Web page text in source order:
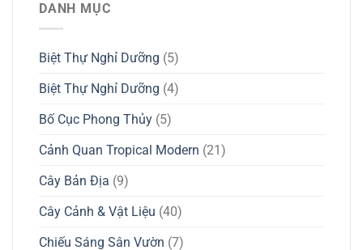
DANH MỤC
Biệt Thự Nghỉ Dưỡng (5)
Biệt Thự Nghỉ Dưỡng (4)
Bố Cục Phong Thủy (5)
Cảnh Quan Tropical Modern (21)
Cây Bản Địa (9)
Cây Cảnh & Vật Liệu (40)
Chiếu Sáng Sân Vườn (7)